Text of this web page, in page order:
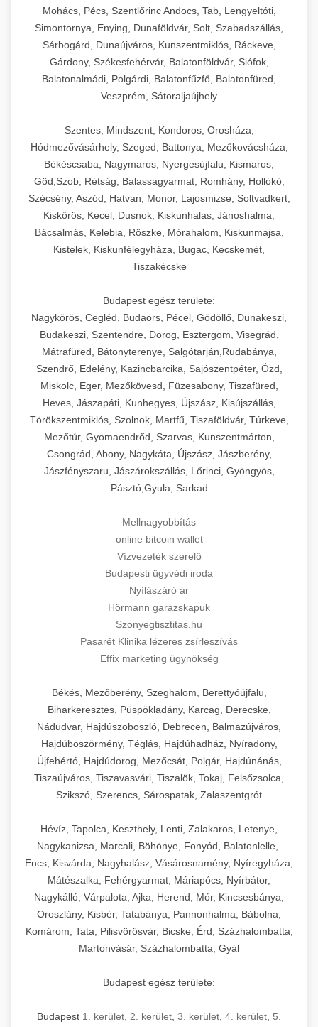
Mohács, Pécs, Szentlőrinc Andocs, Tab, Lengyeltóti,
Simontornya, Enying, Dunaföldvár, Solt, Szabadszállás,
Sárbogárd, Dunaújváros, Kunszentmiklós, Ráckeve,
Gárdony, Székesfehérvár, Balatonföldvár, Siófok,
Balatonalmádi, Polgárdi, Balatonfűzfő, Balatonfüred,
Veszprém, Sátoraljaújhely
Szentes, Mindszent, Kondoros, Orosháza,
Hódmezővásárhely, Szeged, Battonya, Mezőkovácsháza,
Békéscsaba, Nagymaros, Nyergesújfalu, Kismaros,
Göd,Szob, Rétság, Balassagyarmat, Romhány, Hollókő,
Szécsény, Aszód, Hatvan, Monor, Lajosmizse, Soltvadkert,
Kiskőrös, Kecel, Dusnok, Kiskunhalas, Jánoshalma,
Bácsalmás, Kelebia, Röszke, Mórahalom, Kiskunmajsa,
Kistelek, Kiskunfélegyháza, Bugac, Kecskemét,
Tiszakécske
Budapest egész területe:
Nagykörös, Cegléd, Budaörs, Pécel, Gödöllő, Dunakeszi,
Budakeszi, Szentendre, Dorog, Esztergom, Visegrád,
Mátrafüred, Bátonyterenye, Salgótarján,Rudabánya,
Szendrő, Edelény, Kazincbarcika, Sajószentpéter, Ózd,
Miskolc, Eger, Mezőkövesd, Füzesabony, Tiszafüred,
Heves, Jászapáti, Kunhegyes, Újszász, Kisújszállás,
Törökszentmiklós, Szolnok, Martfű, Tiszaföldvár, Túrkeve,
Mezőtúr, Gyomaendrőd, Szarvas, Kunszentmárton,
Csongrád, Abony, Nagykáta, Újszász, Jászberény,
Jászfényszaru, Jászárokszállás, Lőrinci, Gyöngyös,
Pásztó,Gyula, Sarkad
Mellnagyobbítás
online bitcoin wallet
Vízvezeték szerelő
Budapesti ügyvédi iroda
Nyílászáró ár
Hörmann garázskapuk
Szonyegtisztitas.hu
Pasarét Klinika lézeres zsírleszívás
Effix marketing ügynökség
Békés, Mezőberény, Szeghalom, Berettyóújfalu,
Biharkeresztes, Püspökladány, Karcag, Derecske,
Nádudvar, Hajdúszoboszló, Debrecen, Balmazújváros,
Hajdúböszörmény, Téglás, Hajdúhadház, Nyíradony,
Újfehértó, Hajdúdorog, Mezőcsát, Polgár, Hajdúnánás,
Tiszaújváros, Tiszavasvári, Tiszalök, Tokaj, Felsőzsolca,
Szikszó, Szerencs, Sárospatak, Zalaszentgrót
Hévíz, Tapolca, Keszthely, Lenti, Zalakaros, Letenye,
Nagykanizsa, Marcali, Böhönye, Fonyód, Balatonlelle,
Encs, Kisvárda, Nagyhalász, Vásárosnamény, Nyíregyháza,
Mátészalka, Fehérgyarmat, Máriapócs, Nyírbátor,
Nagykálló, Várpalota, Ajka, Herend, Mór, Kincsesbánya,
Oroszlány, Kisbér, Tatabánya, Pannonhalma, Bábolna,
Komárom, Tata, Pilisvörösvár, Bicske, Érd, Százhalombatta,
Martonvásár, Százhalombatta, Gyál
Budapest egész területe:
Budapest 1. kerület 2. kerület 3. kerület 4. kerület 5.